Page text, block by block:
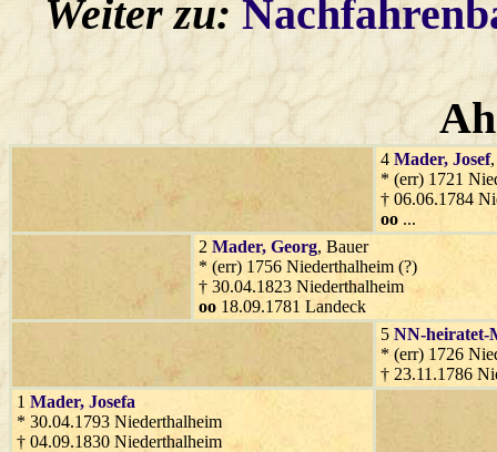
Weiter zu:
4 Mader, Josef
* (err) 1721
† 06.06.1784
oo ...
2 Mader, Georg, Bauer
* (err) 1756 Niederthalheim (?)
† 30.04.1823 Niederthalheim
oo 18.09.1781 Landeck
5 NN-heiratet-
* (err) 1726
† 23.11.1786
1 Mader, Josefa
* 30.04.1793 Niederthalheim
† 04.09.1830 Niederthalheim